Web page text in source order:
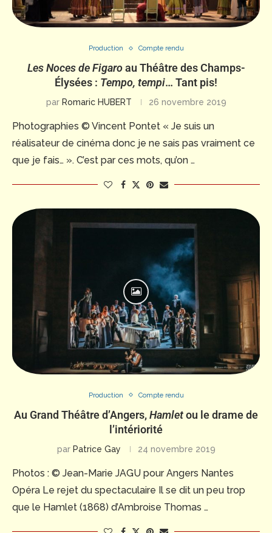
Production Compte rendu
Les Noces de Figaroau Théâtre des Champs-
Élysées : Tempo, tempi… Tant pis!
par Romaric HUBERT 26 novembre 2019
Photographies © Vincent Pontet « Je suis un
réalisateur de cinéma donc je ne sais pas vraiment ce
que je fais… ». C’est par ces mots, qu’on …
Production Compte rendu
Au Grand Théâtre d’Angers,Hamletou le drame de
l’intériorité
par Patrice Gay 24 novembre 2019
Photos : © Jean-Marie JAGU pour Angers Nantes
Opéra Le rejet du spectaculaire Il se dit un peu trop
que le Hamlet (1868) d’Ambroise Thomas …